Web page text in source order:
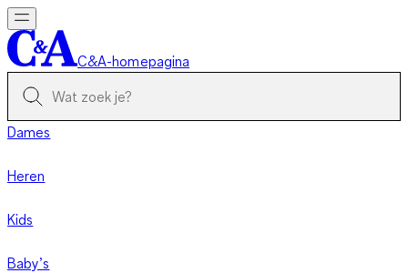
C&A-homepagina
Dames
Heren
Kids
Baby’s